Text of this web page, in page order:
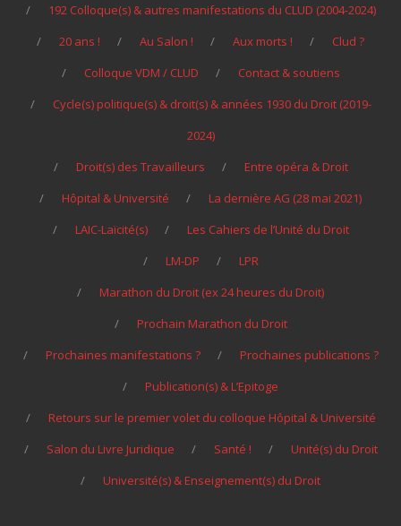
192 Colloque(s) & autres manifestations du CLUD (2004-2024)
20 ans !
Au Salon ! Aux morts !
Clud ?
Colloque VDM / CLUD
Contact & soutiens
Cycle(s) politique(s) & droit(s) & années 1930 du Droit (2019-
2024)
Droit(s) des Travailleurs
Entre opéra & Droit
Hôpital & Université
La dernière AG (28 mai 2021)
LAIC-Laïcité(s)
Les Cahiers de l’Unité du Droit
LM-DP
LPR
Marathon du Droit (ex 24 heures du Droit)
Prochain Marathon du Droit
Prochaines manifestations ?
Prochaines publications ?
Publication(s) & L’Epitoge
Retours sur le premier volet du colloque Hôpital & Université
Salon du Livre Juridique
Santé !
Unité(s) du Droit
Université(s) & Enseignement(s) du Droit